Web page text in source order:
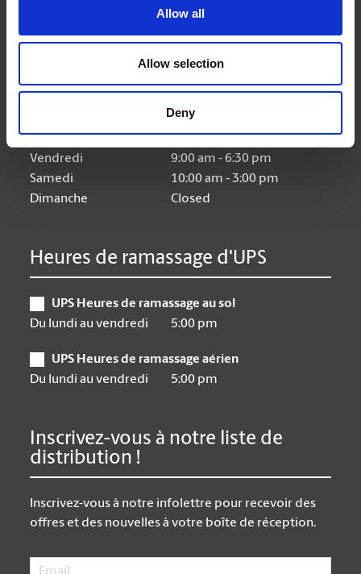
Allow all
Allow selection
Deny
Heures d'ouverture
9:00 am - 6:30 pm
Jeudi
9:00 am - 6:30 pm
Vendredi
9:00 am - 6:30 pm
Samedi
10:00 am - 3:00 pm
Dimanche
Closed
Heures de ramassage d'UPS
UPS Heures de ramassage au sol
Du lundi au vendredi
5:00 pm
UPS Heures de ramassage aérien
Du lundi au vendredi
5:00 pm
Inscrivez-vous à notre liste de
distribution !
Inscrivez-vous à notre infolettre pour recevoir des
offres et des nouvelles à votre boîte de réception.
Email